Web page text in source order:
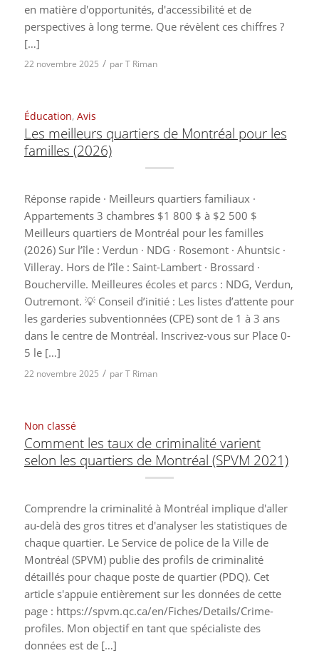
en matière d'opportunités, d'accessibilité et de
perspectives à long terme. Que révèlent ces chiffres ?
[…]
22 novembre 2025 / parT Riman
Éducation, Avis
Les meilleurs quartiers de Montréal pour les
familles (2026)
Réponse rapide · Meilleurs quartiers familiaux ·
Appartements 3 chambres $1 800 $ à $2 500 $
Meilleurs quartiers de Montréal pour les familles
(2026) Sur l’île : Verdun · NDG · Rosemont · Ahuntsic ·
Villeray. Hors de l’île : Saint-Lambert · Brossard ·
Boucherville. Meilleures écoles et parcs : NDG, Verdun,
Outremont. 💡 Conseil d’initié : Les listes d’attente pour
les garderies subventionnées (CPE) sont de 1 à 3 ans
dans le centre de Montréal. Inscrivez-vous sur Place 0-
5 le […]
22 novembre 2025 / parT Riman
Non classé
Comment les taux de criminalité varient
selon les quartiers de Montréal (SPVM 2021)
Comprendre la criminalité à Montréal implique d'aller
au-delà des gros titres et d'analyser les statistiques de
chaque quartier. Le Service de police de la Ville de
Montréal (SPVM) publie des profils de criminalité
détaillés pour chaque poste de quartier (PDQ). Cet
article s'appuie entièrement sur les données de cette
page : https://spvm.qc.ca/en/Fiches/Details/Crime-
profiles. Mon objectif en tant que spécialiste des
données est de […]